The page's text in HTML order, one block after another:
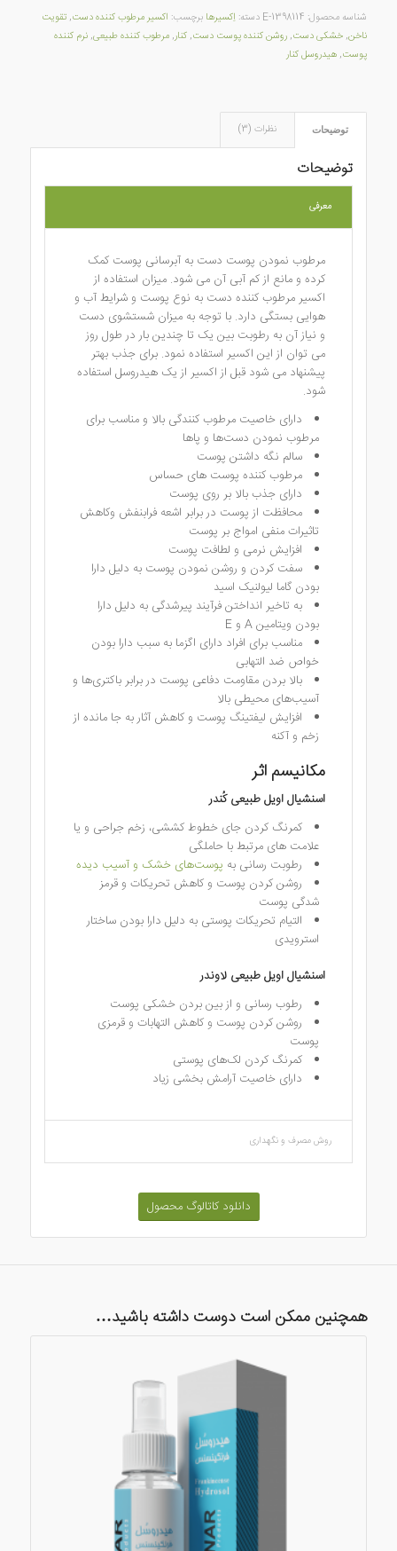
شناسه محصول: E-1398114 دسته: اِکسیرها برچسب: اکسیر مرطوب کننده دست, تقویت
ناخن, خشکی دست, روشن کننده پوست دست, کنار, مرطوب کننده طبیعی, نرم کننده
پوست, هیدروسل کنار
توضیحات نظرات (3)
توضیحات
معرفی
مرطوب نمودن پوست دست به آبرسانی پوست کمک
کرده و مانع از کم آبی آن می شود. میزان استفاده از
اکسیر مرطوب کننده دست به نوع پوست و شرایط آب و
هوایی بستگی دارد. با توجه به میزان شستشوی دست
و نیاز آن به رطوبت بین یک تا چندین بار در طول روز
می توان از این اکسیر استفاده نمود. برای جذب بهتر
پیشنهاد می شود قبل از اکسیر از یک هیدروسل استفاده
شود.
دارای خاصیت مرطوب کنندگی بالا و مناسب برای
مرطوب نمودن دست‌ها و پاها
سالم نگه داشتن پوست
مرطوب کننده پوست های حساس
دارای جذب بالا بر روی پوست
محافظت از پوست در برابر اشعه فرابنفش وکاهش
تاثیرات منفی امواج بر پوست
افزایش نرمی و لطافت پوست
سفت کردن و روشن نمودن پوست به دلیل دارا
بودن گاما لیولنیک اسید
به تاخیر انداختن فرآیند پیرشدگی به دلیل دارا
بودن ویتامین A و E
مناسب برای افراد دارای اگزما به سبب دارا بودن
خواص ضد التهابی
بالا بردن مقاومت دفاعی پوست در برابر باکتری‌ها و
آسیب‌های محیطی بالا
افزایش لیفتینگ پوست و کاهش آثار به جا مانده از
زخم و آکنه
مکانیسم اثر
اسنشیال اویل طبیعی کُندر
کمرنگ کردن جای خطوط کششی، زخم جراحی و یا
علامت های مرتبط با حاملگی
رطوبت رسانی به پوست‌های خشک و آسیب دیده
روشن کردن پوست و کاهش تحریکات و قرمز
شدگی پوست
التیام تحریکات پوستی به دلیل دارا بودن ساختار
استرویدی
اسنشیال اویل طبیعی لاوندر
رطوب رسانی و از بین بردن خشکی پوست
روشن کردن پوست و کاهش التهابات و قرمزی
پوست
کمرنگ کردن لک‌های پوستی
دارای خاصیت آرامش بخشی زیاد
روش مصرف و نگهداری
دانلود کاتالوگ محصول
همچنین ممکن است دوست داشته باشید…